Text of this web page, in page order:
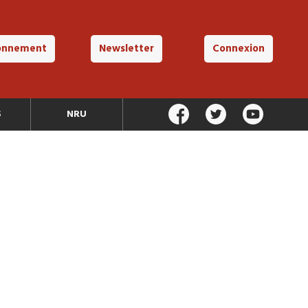
Newsletter Connexion
NRU